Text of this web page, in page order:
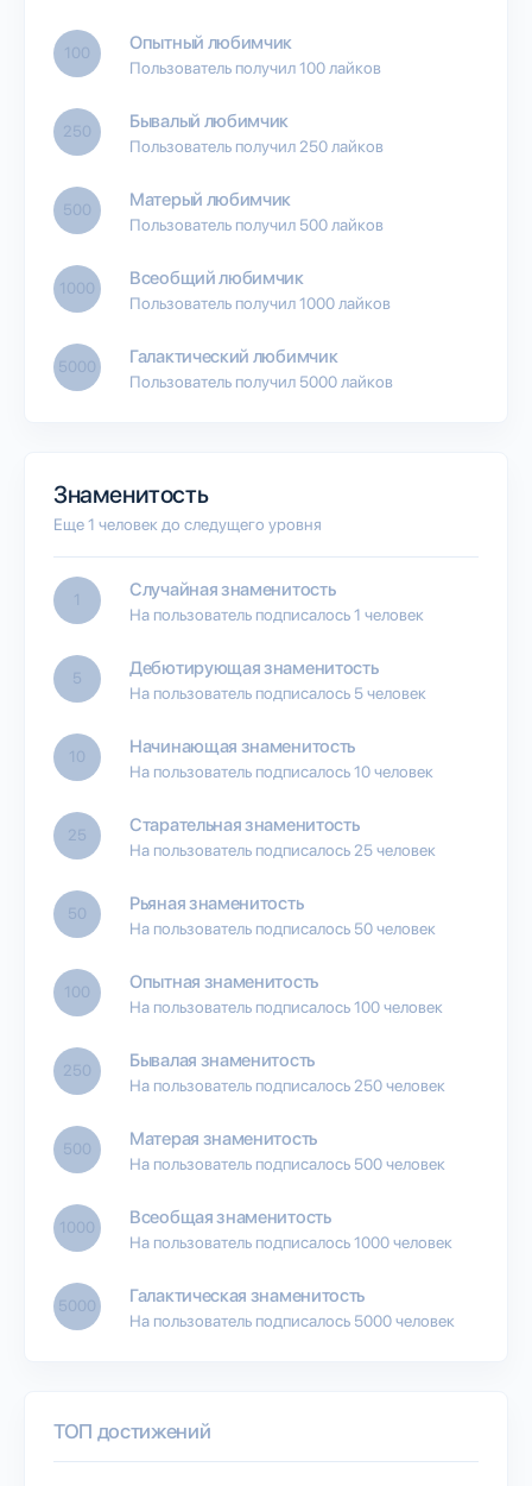
100 Опытный любимчик
Пользователь получил 100 лайков
250 Бывалый любимчик
Пользователь получил 250 лайков
500 Матерый любимчик
Пользователь получил 500 лайков
1000 Всеобщий любимчик
Пользователь получил 1000 лайков
5000 Галактический любимчик
Пользователь получил 5000 лайков
Знаменитость
Еще 1 человек до следущего уровня
1 Случайная знаменитость
На пользователь подписалось 1 человек
5 Дебютирующая знаменитость
На пользователь подписалось 5 человек
10 Начинающая знаменитость
На пользователь подписалось 10 человек
25 Старательная знаменитость
На пользователь подписалось 25 человек
50 Рьяная знаменитость
На пользователь подписалось 50 человек
100 Опытная знаменитость
На пользователь подписалось 100 человек
250 Бывалая знаменитость
На пользователь подписалось 250 человек
500 Матерая знаменитость
На пользователь подписалось 500 человек
1000 Всеобщая знаменитость
На пользователь подписалось 1000 человек
5000 Галактическая знаменитость
На пользователь подписалось 5000 человек
ТОП достижений